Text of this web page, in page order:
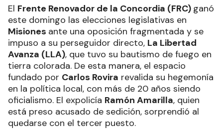
El Frente Renovador de la Concordia (FRC) ganó
este domingo las elecciones legislativas en
Misiones ante una oposición fragmentada y se
impuso a su perseguidor directo, La Libertad
Avanza (LLA), que tuvo su bautismo de fuego en
tierra colorada. De esta manera, el espacio
fundado por Carlos Rovira revalida su hegemonía
en la política local, con más de 20 años siendo
oficialismo. El expolicía Ramón Amarilla, quien
está preso acusado de sedición, sorprendió al
quedarse con el tercer puesto.